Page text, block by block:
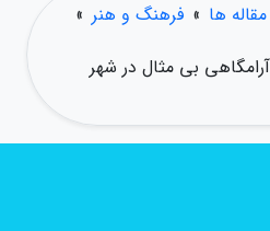
ها » فرهنگ و هنر »
آرامگاهی بی مثال در شهر